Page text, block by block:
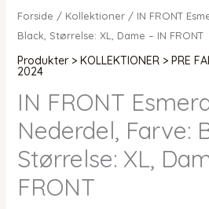
Forside / Kollektioner/ IN FRONT
Black, Størrelse: XL, Dame – IN FRONT
Produkter > KOLLEKTIONER > PRE
2024
IN FRONT
Nederdel, Farve:
Størrelse: XL,
FRONT